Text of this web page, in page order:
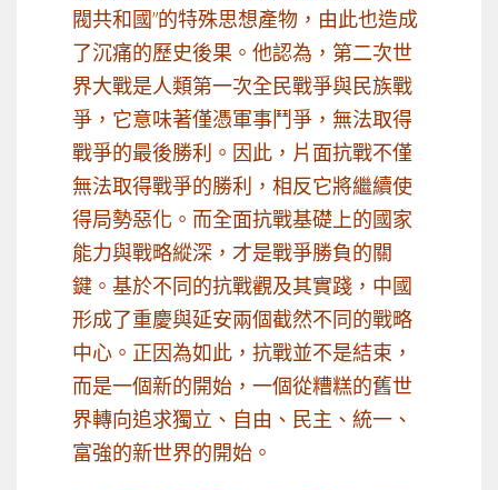
閥共和國”的特殊思想產物，由此也造成
了沉痛的歷史後果。他認為，第二次世
界大戰是人類第一次全民戰爭與民族戰
爭，它意味著僅憑軍事鬥爭，無法取得
戰爭的最後勝利。因此，片面抗戰不僅
無法取得戰爭的勝利，相反它將繼續使
得局勢惡化。而全面抗戰基礎上的國家
能力與戰略縱深，才是戰爭勝負的關
鍵。基於不同的抗戰觀及其實踐，中國
形成了重慶與延安兩個截然不同的戰略
中心。正因為如此，抗戰並不是結束，
而是一個新的開始，一個從糟糕的舊世
界轉向追求獨立、自由、民主、統一、
富強的新世界的開始。